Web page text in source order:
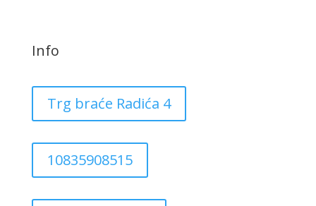
Info
Trg braće Radića 4
10835908515